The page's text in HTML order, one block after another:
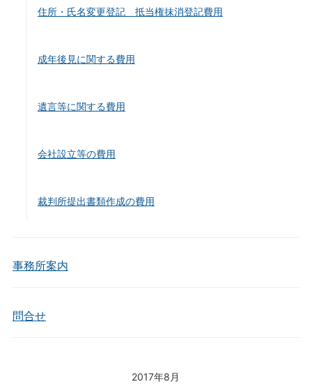
住所・氏名変更登記 抵当権抹消登記費用
成年後見に関する費用
遺言等に関する費用
会社設立等の費用
裁判所提出書類作成の費用
事務所案内
問合せ
2017年8月